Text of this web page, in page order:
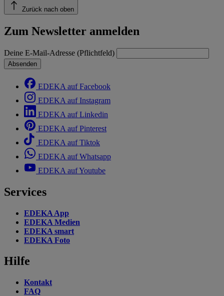
Zurück nach oben
Zum Newsletter anmelden
Deine E-Mail-Adresse (Pflichtfeld)
Absenden
EDEKA auf Facebook
EDEKA auf Instagram
EDEKA auf Linkedin
EDEKA auf Pinterest
EDEKA auf Tiktok
EDEKA auf Whatsapp
EDEKA auf Youtube
Services
EDEKA App
EDEKA Medien
EDEKA smart
EDEKA Foto
Hilfe
Kontakt
FAQ